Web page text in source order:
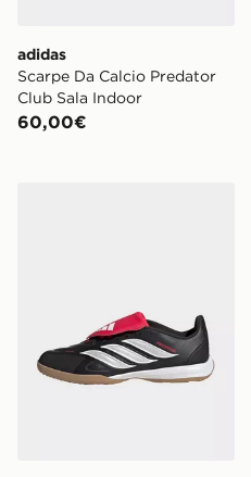
adidas
Scarpe Da Calcio Predator
Club Sala Indoor
60,00€